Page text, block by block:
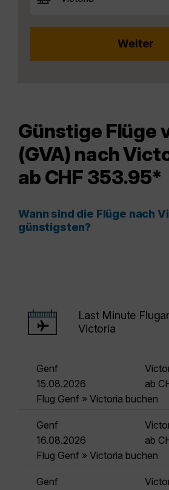
Günstige Flüge
(GVA) nach
ab CHF 353.95*
Wann sind die Flüge nach
günstigsten?
Last Minute
Victoria
Genf
15.08.2026
ab
Flug Genf » Victoria buchen
Genf
16.08.2026
ab
Flug Genf » Victoria buchen
Genf